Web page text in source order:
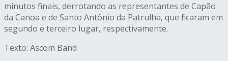
minutos finais, derrotando as representantes de Capão
da Canoa e de Santo Antônio da Patrulha, que ficaram em
segundo e terceiro lugar, respectivamente.
Texto: Ascom Band